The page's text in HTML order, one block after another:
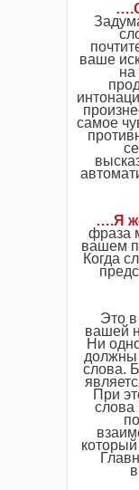
ваше
на
самое
….Я
фраза
вашем
Когда
Это в
вашей
Ни
должны
слова.
При
слова